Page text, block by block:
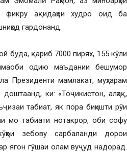
фикру ақидаҳои худро оид ба
гардонанд.
буда, қариб 7000 пирях, 155 кӯли
одию маъдании бешумор
Президенти мамлакат, муҳтарам
ки: «Тоҷикистон, алҳақ,
табиат, як пора биҳишти рӯи
мо табиати нотакрор, оби софу
зебову сарбаланди дорои
ягон гӯшаи олам вуҷуд надорад.